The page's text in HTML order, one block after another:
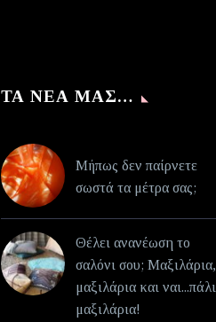
ΤΑ ΝΈΑ ΜΑΣ…
Μήπως δεν παίρνετε
σωστά τα μέτρα σας;
Θέλει ανανέωση το
σαλόνι σου; Μαξιλάρια,
μαξιλάρια και ναι...πάλι
μαξιλάρια!